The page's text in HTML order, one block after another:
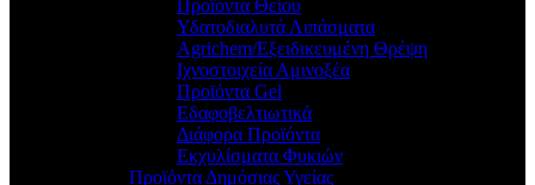
Προϊόντα Θείου
Υδατοδιαλυτά Λιπάσματα
Agrichem/Εξειδικευμένη Θρέψη
Ιχνοστοιχεία Αμινοξέα
Προϊόντα Gel
Εδαφοβελτιωτικά
Διάφορα Προϊόντα
Εκχυλίσματα Φυκιών
Προϊόντα Δημόσιας Υγείας